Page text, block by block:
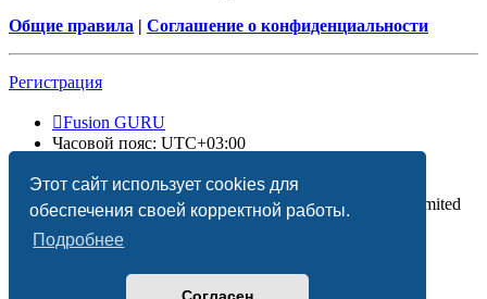
Этот сайт использует cookies для
обеспечения своей корректной работы.
Подробнее
Общие правила | Соглашение о конфиденциальности
Регистрация
Fusion GURU
Часовой пояс: UTC+03:00
Создано на основеphpBB® Forum Software © phpBB Limited